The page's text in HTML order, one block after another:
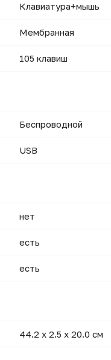
Клавиатура+мышь
Мембранная
105 клавиш
Беспроводной
USB
нет
есть
есть
44.2 x 2.5 x 20.0 см